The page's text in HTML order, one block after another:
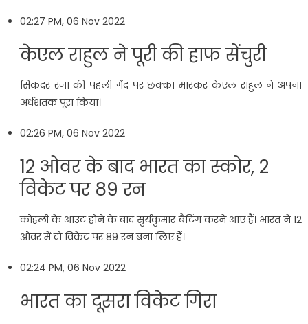
02:27 PM, 06 Nov 2022
केएल राहुल ने पूरी की हाफ सेंचुरी
सिकंदर रजा की पहली गेंद पर छक्का मारकर केएल राहुल ने अपना
अर्धशतक पूरा किया।
02:26 PM, 06 Nov 2022
12 ओवर के बाद भारत का स्कोर, 2
विकेट पर 89 रन
कोहली के आउट होने के बाद सुर्यकुमार बैटिंग करने आए हैं। भारत ने 12
ओवर में दो विकेट पर 89 रन बना लिए हैं।
02:24 PM, 06 Nov 2022
भारत का दूसरा विकेट गिरा